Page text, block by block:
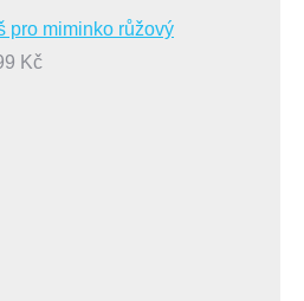
pro miminko růžový
Kč